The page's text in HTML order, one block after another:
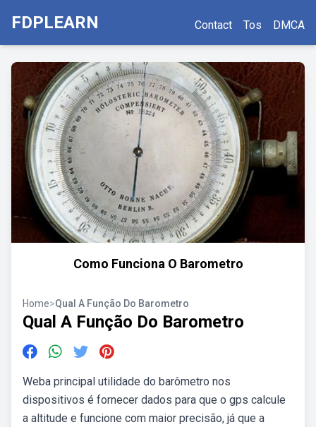
FDPLEARN Contact Tos DMCA
Como Funciona O Barometro
Home>Qual A Função Do Barometro
Qual A Função Do Barometro
Weba principal utilidade do barômetro nos
dispositivos é fornecer dados para que o gps calcule
a altitude e funcione com maior precisão, já que a